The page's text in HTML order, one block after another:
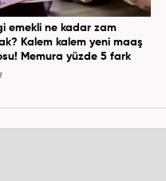
emekli ne kadar zam
Kalem kalem yeni maaş
Memura yüzde 5 fark